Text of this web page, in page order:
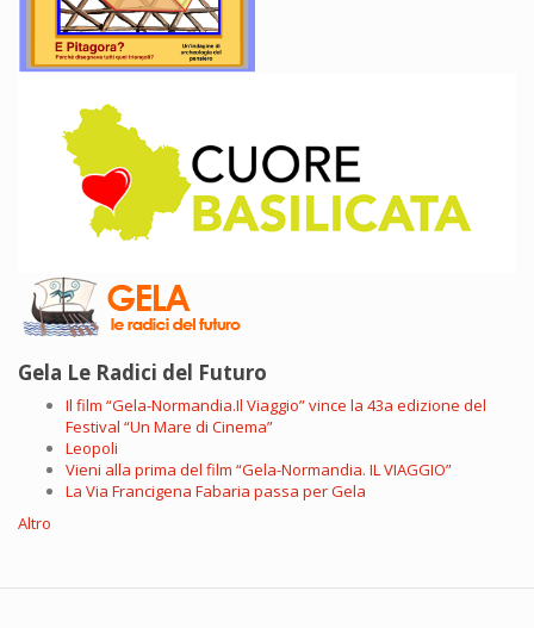
Gela Le Radici del Futuro
Il film “Gela-Normandia.Il Viaggio” vince la 43a edizione del
Festival “Un Mare di Cinema”
Leopoli
Vieni alla prima del film “Gela-Normandia. IL VIAGGIO”
La Via Francigena Fabaria passa per Gela
Altro